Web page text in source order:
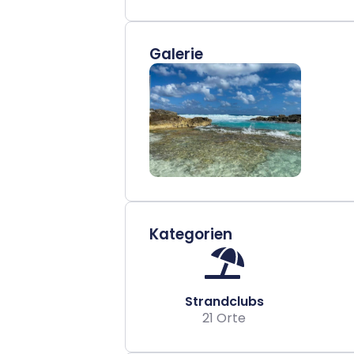
Galerie
Kategorien
Strandclubs
21 Orte